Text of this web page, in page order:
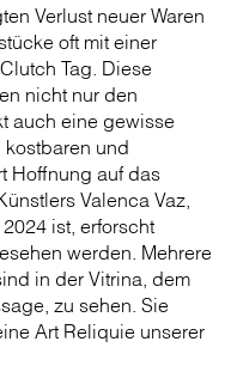
Verlust neuer Waren
oft mit einer
Tag. Diese
nicht nur den
auch eine gewisse
und
Hoffnung auf das
Valenca Vaz,
ist, erforscht
werden. Mehrere
in der Vitrina, dem
zu sehen. Sie
Art Reliquie unserer